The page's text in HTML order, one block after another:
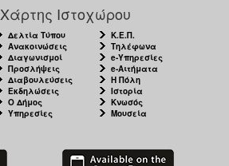
Χάρτης Ιστοχώρου
Δελτία Τύπου
Ανακοινώσεις
Διαγωνισμοί
Προσλήψεις
Διαβουλεύσεις
Εκδηλώσεις
Ο Δήμος
Υπηρεσίες
Κ.Ε.Π.
Τηλέφωνα
e-Υπηρεσίες
e-Αιτήματα
Η Πόλη
Ιστορία
Κνωσός
Μουσεία